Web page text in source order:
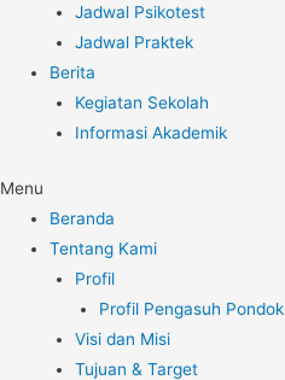
Jadwal Psikotest
Jadwal Praktek
Berita
Kegiatan Sekolah
Informasi Akademik
Menu
Beranda
Tentang Kami
Profil
Profil Pengasuh Pondok
Visi dan Misi
Tujuan & Target